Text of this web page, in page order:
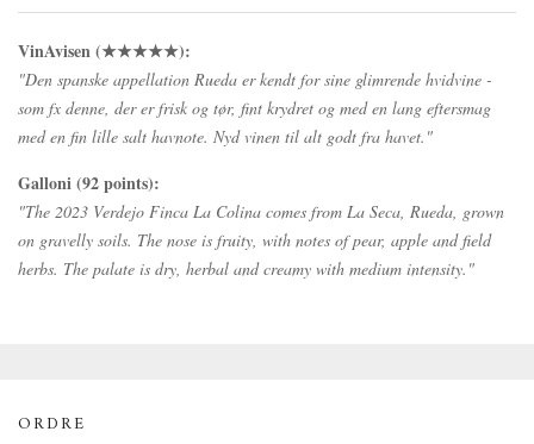
VinAvisen (★★★★★):
"Den spanske appellation Rueda er kendt for sine glimrende hvidvine -
som fx denne, der er frisk og tør, fint krydret og med en lang eftersmag
med en fin lille salt havnote. Nyd vinen til alt godt fra havet."
Galloni (92 points):
"The 2023 Verdejo Finca La Colina comes from La Seca, Rueda, grown
on gravelly soils. The nose is fruity, with notes of pear, apple and field
herbs. The palate is dry, herbal and creamy with medium intensity."
ORDRE